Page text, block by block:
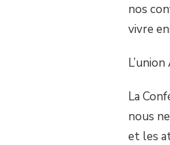
nos
vivre
La
nous
et les